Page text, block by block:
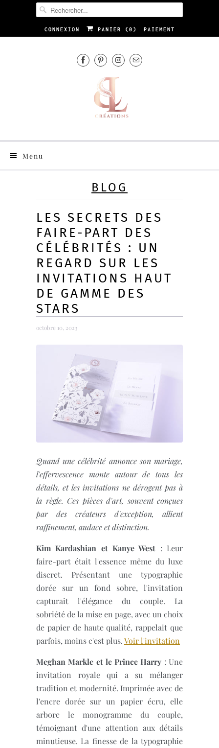
CONNEXION PANIER ( 0 ) PAIEMENT
Menu
BLOG
LES SECRETS DES
FAIRE-PART DES
CÉLÉBRITÉS : UN
REGARD SUR LES
INVITATIONS HAUT
DE GAMME DES
STARS
octobre 10, 2023
Quand une célébrité annonce son mariage,
l'effervescence monte autour de tous les
détails, et les invitations ne dérogent pas à
la règle. Ces pièces d'art, souvent conçues
par des créateurs d'exception, allient
raffinement, audace et distinction.
Kim Kardashian et Kanye West : Leur
faire-part était l'essence même du luxe
discret. Présentant une typographie
dorée sur un fond sobre, l'invitation
capturait l'élégance du couple. La
sobriété de la mise en page, avec un choix
de papier de haute qualité, rappelait que
parfois, moins c'est plus.Voir l'invitation
Meghan Markle et le Prince Harry : Une
invitation royale qui a su mélanger
tradition et modernité. Imprimée avec de
l'encre dorée sur un papier écru, elle
arbore le monogramme du couple,
témoignant d'une attention aux détails
minutieuse. La finesse de la typographie